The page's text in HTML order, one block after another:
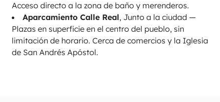
Acceso directo a la zona de baño y merenderos.
Aparcamiento Calle Real, Junto a la ciudad —
Plazas en superficie en el centro del pueblo, sin
limitación de horario. Cerca de comercios y la Iglesia
de San Andrés Apóstol.